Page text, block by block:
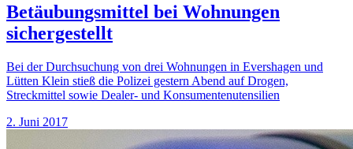
Betäubungsmittel bei Wohnungen
sichergestellt
Bei der Durchsuchung von drei Wohnungen in Evershagen und
Lütten Klein stieß die Polizei gestern Abend auf Drogen,
Streckmittel sowie Dealer- und Konsumentenutensilien
2. Juni 2017